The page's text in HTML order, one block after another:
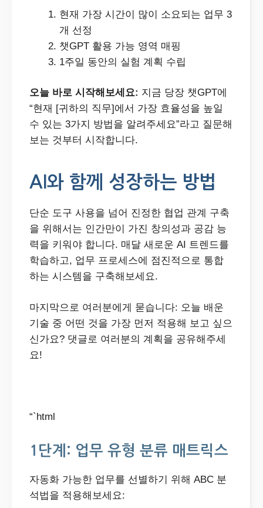
현재 가장 시간이 많이 소요되는 업무 3
개 선정
챗GPT 활용 가능 영역 매핑
1주일 동안의 실험 계획 수립
오늘 바로 시작해보세요: 지금 당장 챗GPT에
“현재 [귀하의 직무]에서 가장 효율성을 높일
수 있는 3가지 방법을 알려주세요”라고 질문해
보는 것부터 시작합니다.
AI와 함께 성장하는 방법
단순 도구 사용을 넘어 진정한 협업 관계 구축
을 위해서는 인간만이 가진 창의성과 공감 능
력을 키워야 합니다. 매달 새로운 AI 트렌드를
학습하고, 업무 프로세스에 점진적으로 통합
하는 시스템을 구축해보세요.
마지막으로 여러분에게 묻습니다: 오늘 배운
기술 중 어떤 것을 가장 먼저 적용해 보고 싶으
신가요? 댓글로 여러분의 계획을 공유해주세
요!
“`html
1단계: 업무 유형 분류 매트릭스
자동화 가능한 업무를 선별하기 위해 ABC 분
석법을 적용해보세요: